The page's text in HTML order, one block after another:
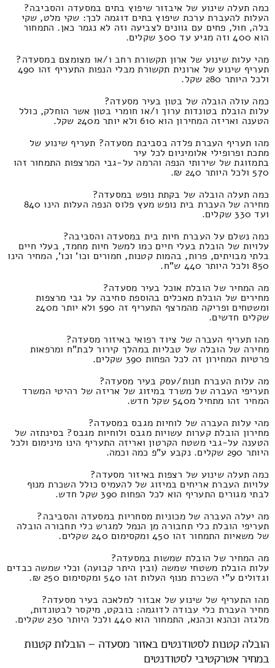
כמה תעלה שינוע של איבזור שיפוץ בתים במסעדה והסביבה?
העלות להעברת ערכת שיפוץ בתים דוגמה לכך: שקי מלט, שקי
בלה, חול, פחים עם גוונים לצביעה וזה לא נגמר כאן. התמחור
הוא 400 וזה מגיע עד 300 שקלים.
מהי עלות שינוע של ארון תקשורת רחב ו/או מצומצם במסעדה?
תעריף שינוע של ארונית תקשורת מבלי הנפות התעריף זהו 490
ולכל היותר 280 שקל.
כמה עולה הובלה של בטון בעיר מסעדה?
עלות הובלת בטונדות ערוך ו/או חומרי בטון אשר הוחלק, כולל
הטענה ואריזה המחירון הוא 610 ולא יותר מ240 שקל.
מהו תעריף העברת פלדה בסביבת מסעדה? תעריף שינוע של
מתכת ופרופילי אלומיניום לכל עיר
בתמזוגת של שירותי הנפה והרמה על-גבי המרצפות התמחור זהו
570 ולכל היותר 240 ₪.
כמה תעלה הובלה של בקתת נופש במסעדה?
מחירה של העברת בית נופש מעץ פלוס הנפה העלות הינו 840
ועד 330 שקלים.
כמה נשלם על העברת חיות בית במסעדה והסביבה?
עלויות של הובלת בעלי חיים כמו למשל חיות מחמד, בעלי חיים
בלתי מבויתים, פרות, בהמות קטנות, חמורים וכו' וכו', המחיר הינו
850 ולכל היותר 440 ש"ח.
מה המחיר של הובלת אוכל בעיר מסעדה?
מחירים של הובלת מאכלים בהוספת סחיבה על גבי מרצפות
ומשטחים ופריקה מהמרצף התעריף זה 590 ולא יותר מ240
שקלים חדשים.
מהו תעריף העברה של ציוד רפואי באיזור מסעדה?
מחירה של הובלה של טבליות במהלך קירור לבת"ח ומרפאות
פרטיות המחירון זה לכל הפחות 390 שקלים.
מה עלות העברת חנות/עסק בעיר מסעדה?
תעריפי העברה של משרד במיזוג של אריזה של רהיטי המשרד
המחיר זהו מתחיל מ540 שקל חדש.
מהי עלות העברה של לוחיות מגבס במסעדה?
מחירון הובלת קערות עשויות מגבס ולוחיות מגבס? בסינתזה של
הטענה על-גבי משטח הקרטון ואריזה התעריף הינו מינימום ולכל
היותר 290 שקלים. נקבע ע"פ כמה וכמה.
כמה תעלה שינוע של רצפות באיזור מסעדה?
עלויות העברת אריחים במיזוג של להעמיס כולל השכרת מנוף
לבתי מגורים התעריף הוא לכל הפחות 390 שקל חדש.
מה יעלה העברה של מכוניות מסחריות במסעדה והסביבה?
תעריפי הובלת כלי תחבורה מן הנמל למגרש כלי תחבורה הובלה
של משאיות התמחור זהו 450 ומקסימום 240 שקלים.
מה המחיר של הובלת שמשות במסעדה?
עלות הובלת משטחי שמשה (ובין היתר קבועה) וכלי שמשה כבדים
וגדולים ע"י השכרת מנוף העלות זהו 540 ומקסימום 250 ₪.
מהו התעריף של שינוע של אבזור למלאכה בעיר מסעדה?
מחיר העברת כלי עבודה לדוגמה: בובקט, מיקסר לבטונדות,
מלגזה וכהנא וכהנא, התמחור הוא 440 ולכל היותר 230 שקלים.
הובלה קטנות לסטודנטים באזור מסעדה – הובלות קטנות
במחיר אטרקטיבי לסטודנטים